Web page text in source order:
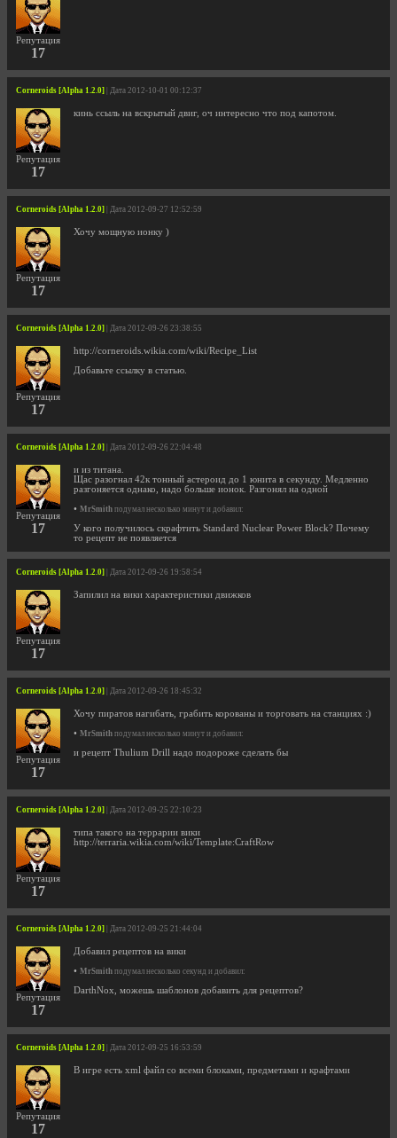
Репутация
17
Corneroids [Alpha 1.2.0] | Дата 2012-10-01 00:12:37
Репутация
17
кинь ссыль на вскрытый двиг, оч интересно что под капотом.
Corneroids [Alpha 1.2.0] | Дата 2012-09-27 12:52:59
Репутация
17
Хочу мощную ионку )
Corneroids [Alpha 1.2.0] | Дата 2012-09-26 23:38:55
Репутация
17
http://corneroids.wikia.com/wiki/Recipe_List
Добавьте ссылку в статью.
Corneroids [Alpha 1.2.0] | Дата 2012-09-26 22:04:48
Репутация
17
и из титана.
Щас разогнал 42к тонный астероид до 1 юнита в секунду. Медленно
разгоняется однако, надо больше ионок. Разгонял на одной
• MrSmith подумал несколько минут и добавил:
У кого получилось скрафтить Standard Nuclear Power Block? Почему
то рецепт не появляется
Corneroids [Alpha 1.2.0] | Дата 2012-09-26 19:58:54
Репутация
17
Запилил на вики характеристики движков
Corneroids [Alpha 1.2.0] | Дата 2012-09-26 18:45:32
Репутация
17
Хочу пиратов нагибать, грабить корованы и торговать на станциях :)
• MrSmith подумал несколько минут и добавил:
и рецепт Thulium Drill надо подороже сделать бы
Corneroids [Alpha 1.2.0] | Дата 2012-09-25 22:10:23
Репутация
17
типа такого на террарии вики
http://terraria.wikia.com/wiki/Template:CraftRow
Corneroids [Alpha 1.2.0] | Дата 2012-09-25 21:44:04
Репутация
17
Добавил рецептов на вики
• MrSmith подумал несколько секунд и добавил:
DarthNox, можешь шаблонов добавить для рецептов?
Corneroids [Alpha 1.2.0] | Дата 2012-09-25 16:53:59
Репутация
17
В игре есть xml файл со всеми блоками, предметами и крафтами